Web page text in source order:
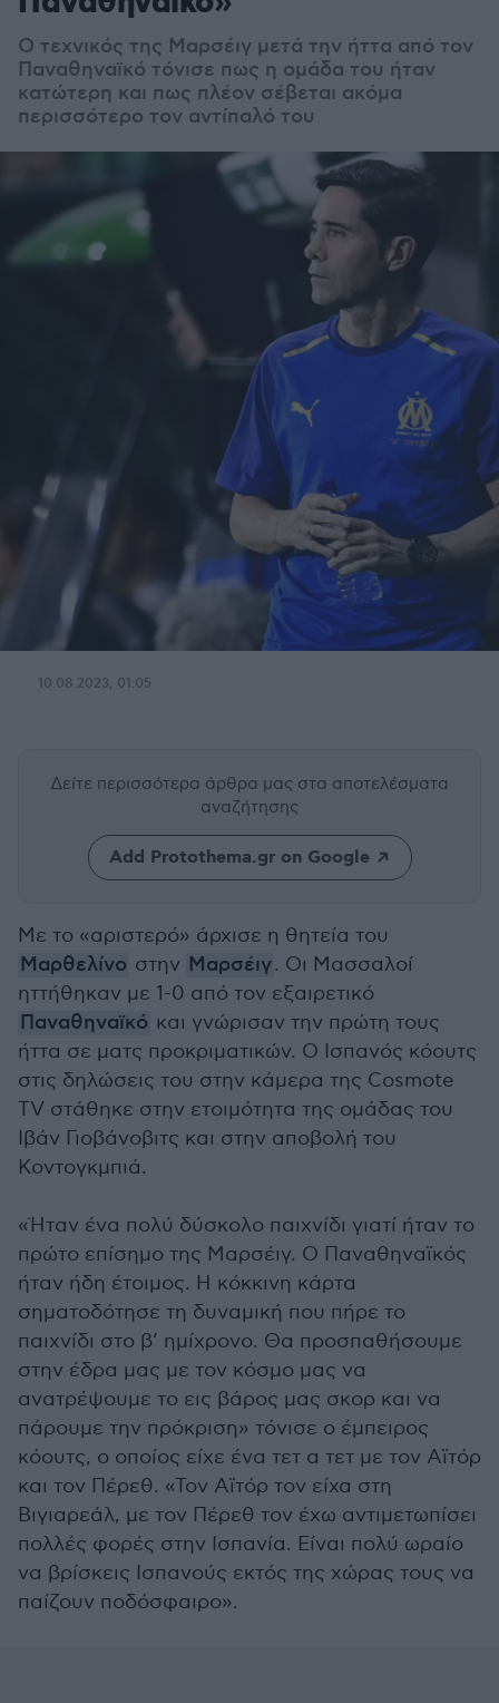
Ο τεχνικός της Μαρσέιγ μετά την ήττα από τον
Παναθηναϊκό τόνισε πως η ομάδα του ήταν
κατώτερη και πως πλέον σέβεται ακόμα
περισσότερο τον αντίπαλό του
10.08.2023, 01:05
Δείτε περισσότερα άρθρα μας στα αποτελέσματα
αναζήτησης
Add Protothema.gr on Google
Με το «αριστερό» άρχισε η θητεία του
Μαρθελίνο στην Μαρσέιγ. Οι Μασσαλοί
ηττήθηκαν με 1-0 από τον εξαιρετικό
Παναθηναϊκό και γνώρισαν την πρώτη τους
ήττα σε ματς προκριματικών. Ο Ισπανός κόουτς
στις δηλώσεις του στην κάμερα της Cosmote
TV στάθηκε στην ετοιμότητα της ομάδας του
Ιβάν Γιοβάνοβιτς και στην αποβολή του
Κοντογκμπιά.
«Ήταν ένα πολύ δύσκολο παιχνίδι γιατί ήταν το
πρώτο επίσημο της Μαρσέιγ. Ο Παναθηναϊκός
ήταν ήδη έτοιμος. Η κόκκινη κάρτα
σηματοδότησε τη δυναμική που πήρε το
παιχνίδι στο β’ ημίχρονο. Θα προσπαθήσουμε
στην έδρα μας με τον κόσμο μας να
ανατρέψουμε το εις βάρος μας σκορ και να
πάρουμε την πρόκριση» τόνισε ο έμπειρος
κόουτς, ο οποίος είχε ένα τετ α τετ με τον Αϊτόρ
και τον Πέρεθ. «Τον Αϊτόρ τον είχα στη
Βιγιαρεάλ, με τον Πέρεθ τον έχω αντιμετωπίσει
πολλές φορές στην Ισπανία. Είναι πολύ ωραίο
να βρίσκεις Ισπανούς εκτός της χώρας τους να
παίζουν ποδόσφαιρο».